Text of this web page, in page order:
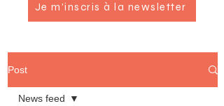
Je m'inscris à la newsletter
Post
News feed